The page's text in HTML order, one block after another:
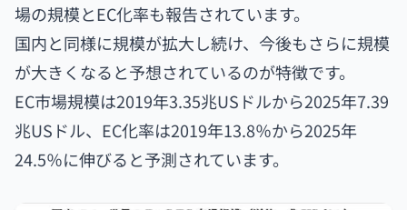
場の規模とEC化率も報告されています。
国内と同様に規模が拡大し続け、今後もさらに規模
が大きくなると予想されているのが特徴です。
EC市場規模は2019年3.35兆USドルから2025年7.39
兆USドル、EC化率は2019年13.8％から2025年
24.5％に伸びると予測されています。